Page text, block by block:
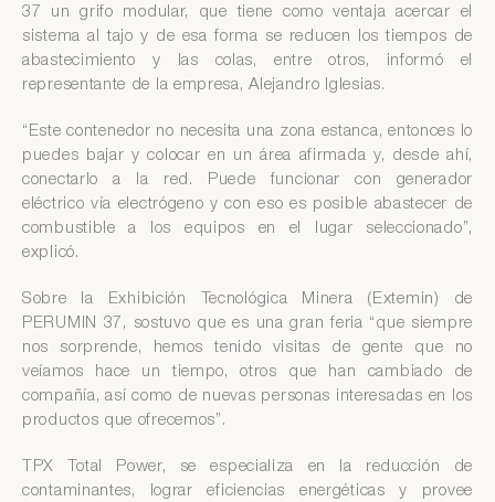
37 un grifo modular, que tiene como ventaja acercar el
sistema al tajo y de esa forma se reducen los tiempos de
abastecimiento y las colas, entre otros, informó el
representante de la empresa, Alejandro Iglesias.
“Este contenedor no necesita una zona estanca, entonces lo
puedes bajar y colocar en un área afirmada y, desde ahí,
conectarlo a la red. Puede funcionar con generador
eléctrico vía electrógeno y con eso es posible abastecer de
combustible a los equipos en el lugar seleccionado”,
explicó.
Sobre la Exhibición Tecnológica Minera (Extemin) de
PERUMIN 37, sostuvo que es una gran feria “que siempre
nos sorprende, hemos tenido visitas de gente que no
veíamos hace un tiempo, otros que han cambiado de
compañía, así como de nuevas personas interesadas en los
productos que ofrecemos”.
TPX Total Power, se especializa en la reducción de
contaminantes, lograr eficiencias energéticas y provee